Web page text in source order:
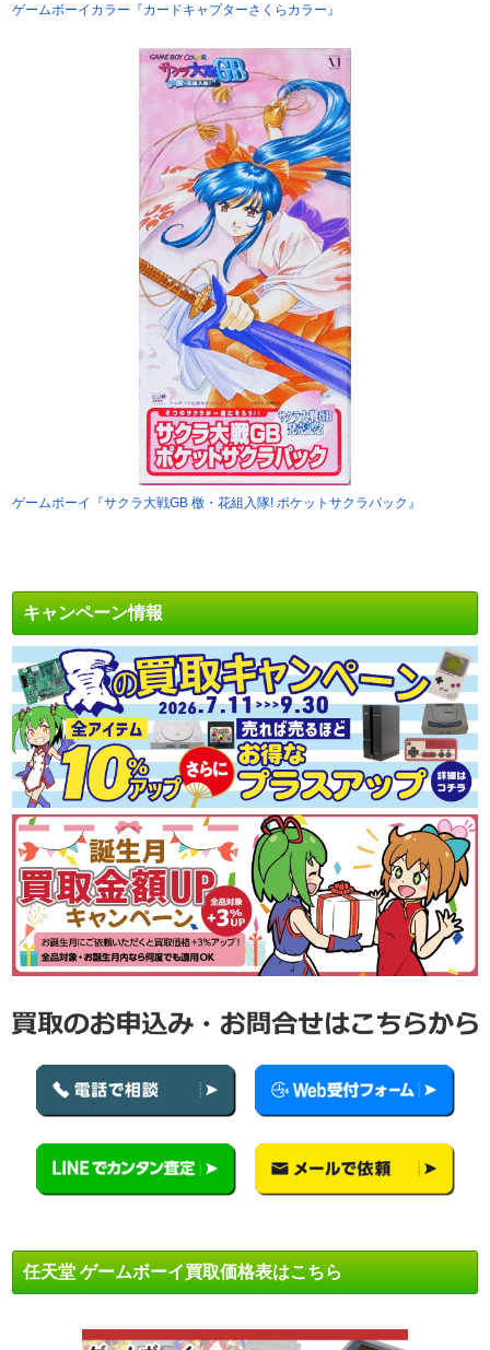
ゲームボーイカラー『カードキャプターさくらカラー』
ゲームボーイ『サクラ大戦GB 檄・花組入隊! ポケットサクラパック』
キャンペーン情報
任天堂 ゲームボーイ買取価格表はこちら